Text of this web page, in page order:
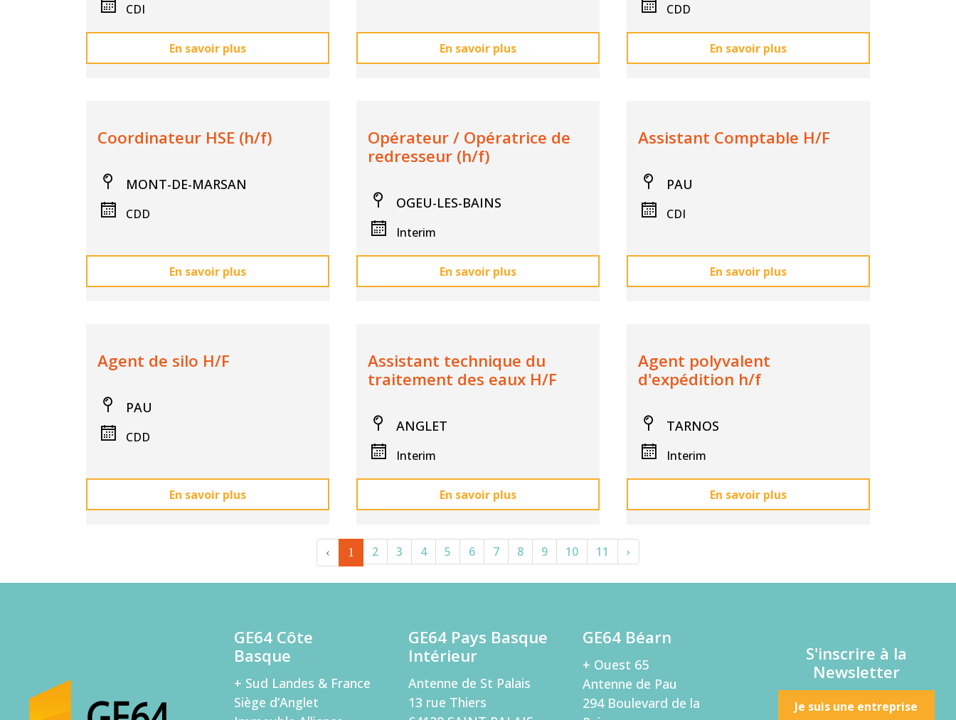
CDI
En savoir plus En savoir plus
CDD
En savoir plus
Coordinateur HSE (h/f)
MONT-DE-MARSAN
CDD
En savoir plus
Opérateur / Opératrice de
redresseur (h/f)
OGEU-LES-BAINS
Interim
En savoir plus
Assistant Comptable H/F
PAU
CDI
En savoir plus
Agent de silo H/F
PAU
CDD
En savoir plus
Assistant technique du
traitement des eaux H/F
ANGLET
Interim
En savoir plus
Agent polyvalent
d'expédition h/f
TARNOS
Interim
En savoir plus
‹ 1 2 3 4 5 6 7 8 9 10 11 ›
GE64 Côte
Basque
+ Sud Landes & France
Siège d’Anglet
GE64 Pays Basque
Intérieur
Antenne de St Palais
13 rue Thiers
GE64 Béarn
+ Ouest 65
Antenne de Pau
294 Boulevard de la
S'inscrire à la
Newsletter
Je suis une entreprise